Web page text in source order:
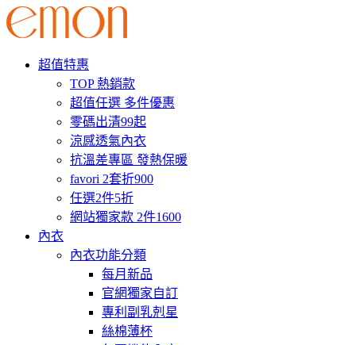
超值特惠
TOP 熱銷款
超值任選 多件優惠
零碼出清99起
涼感透氣內衣
抗溫差專區 發熱保暖
favori 2套折900
任選2件5折
網站獨家款 2件1600
內衣
內衣功能分類
每月新品
官網獨家自訂
專利副乳剋星
絲棉薄杯